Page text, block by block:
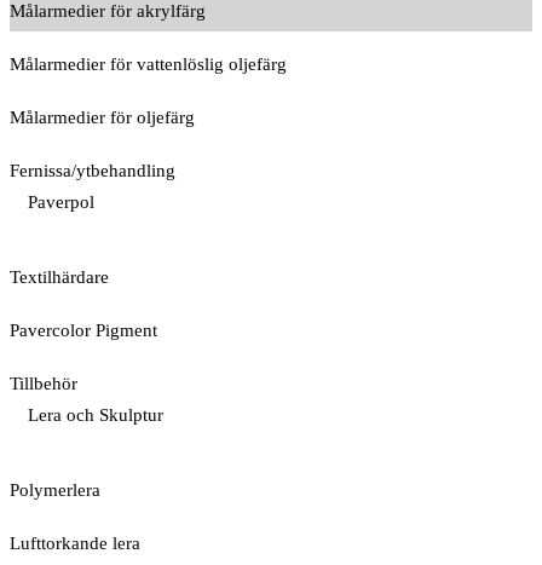
Målarmedier för akrylfärg
Målarmedier för vattenlöslig oljefärg
Målarmedier för oljefärg
Fernissa/ytbehandling
Paverpol
Textilhärdare
Pavercolor Pigment
Tillbehör
Lera och Skulptur
Polymerlera
Lufttorkande lera